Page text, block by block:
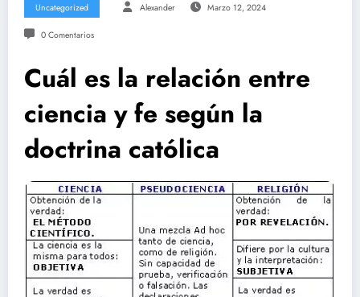
Uncategorized Alexander Marzo 12, 2024
0 Comentarios
Cuál es la relación entre
ciencia y fe según la
doctrina católica